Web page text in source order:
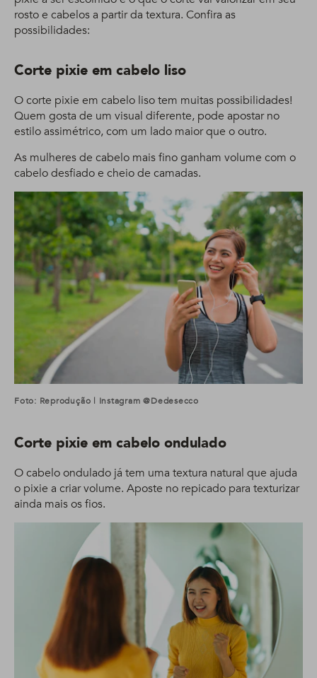
rosto e cabelos a partir da textura. Confira as
possibilidades:
Corte pixie em cabelo liso
O corte pixie em cabelo liso tem muitas possibilidades!
Quem gosta de um visual diferente, pode apostar no
estilo assimétrico, com um lado maior que o outro.
As mulheres de cabelo mais fino ganham volume com o
cabelo desfiado e cheio de camadas.
Foto: Reprodução | Instagram @dedesecco
Corte pixie em cabelo ondulado
O cabelo ondulado já tem uma textura natural que ajuda
o pixie a criar volume. Aposte no repicado para texturizar
ainda mais os fios.